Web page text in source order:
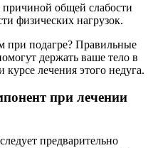
причиной общей слабости
физических нагрузок.
при подагре? Правильные
держать ваше тело в
лечения этого недуга.
при лечении
предварительно